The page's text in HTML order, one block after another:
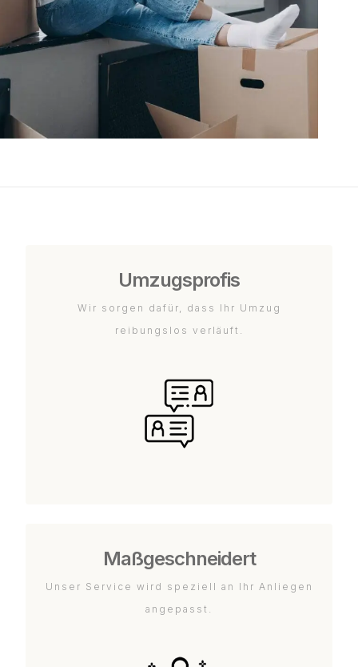
Umzugsprofis
Wir sorgen dafür, dass Ihr Umzug
reibungslos verläuft.
Maßgeschneidert
Unser Service wird speziell an Ihr Anliegen
angepasst.